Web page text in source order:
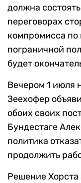
должна
переговорах
компромисса
пограничной
будет
Вечером 1 июля
Зеехофер
обоих своих
Бундестаге
политика
продолжить
Решение Хорста